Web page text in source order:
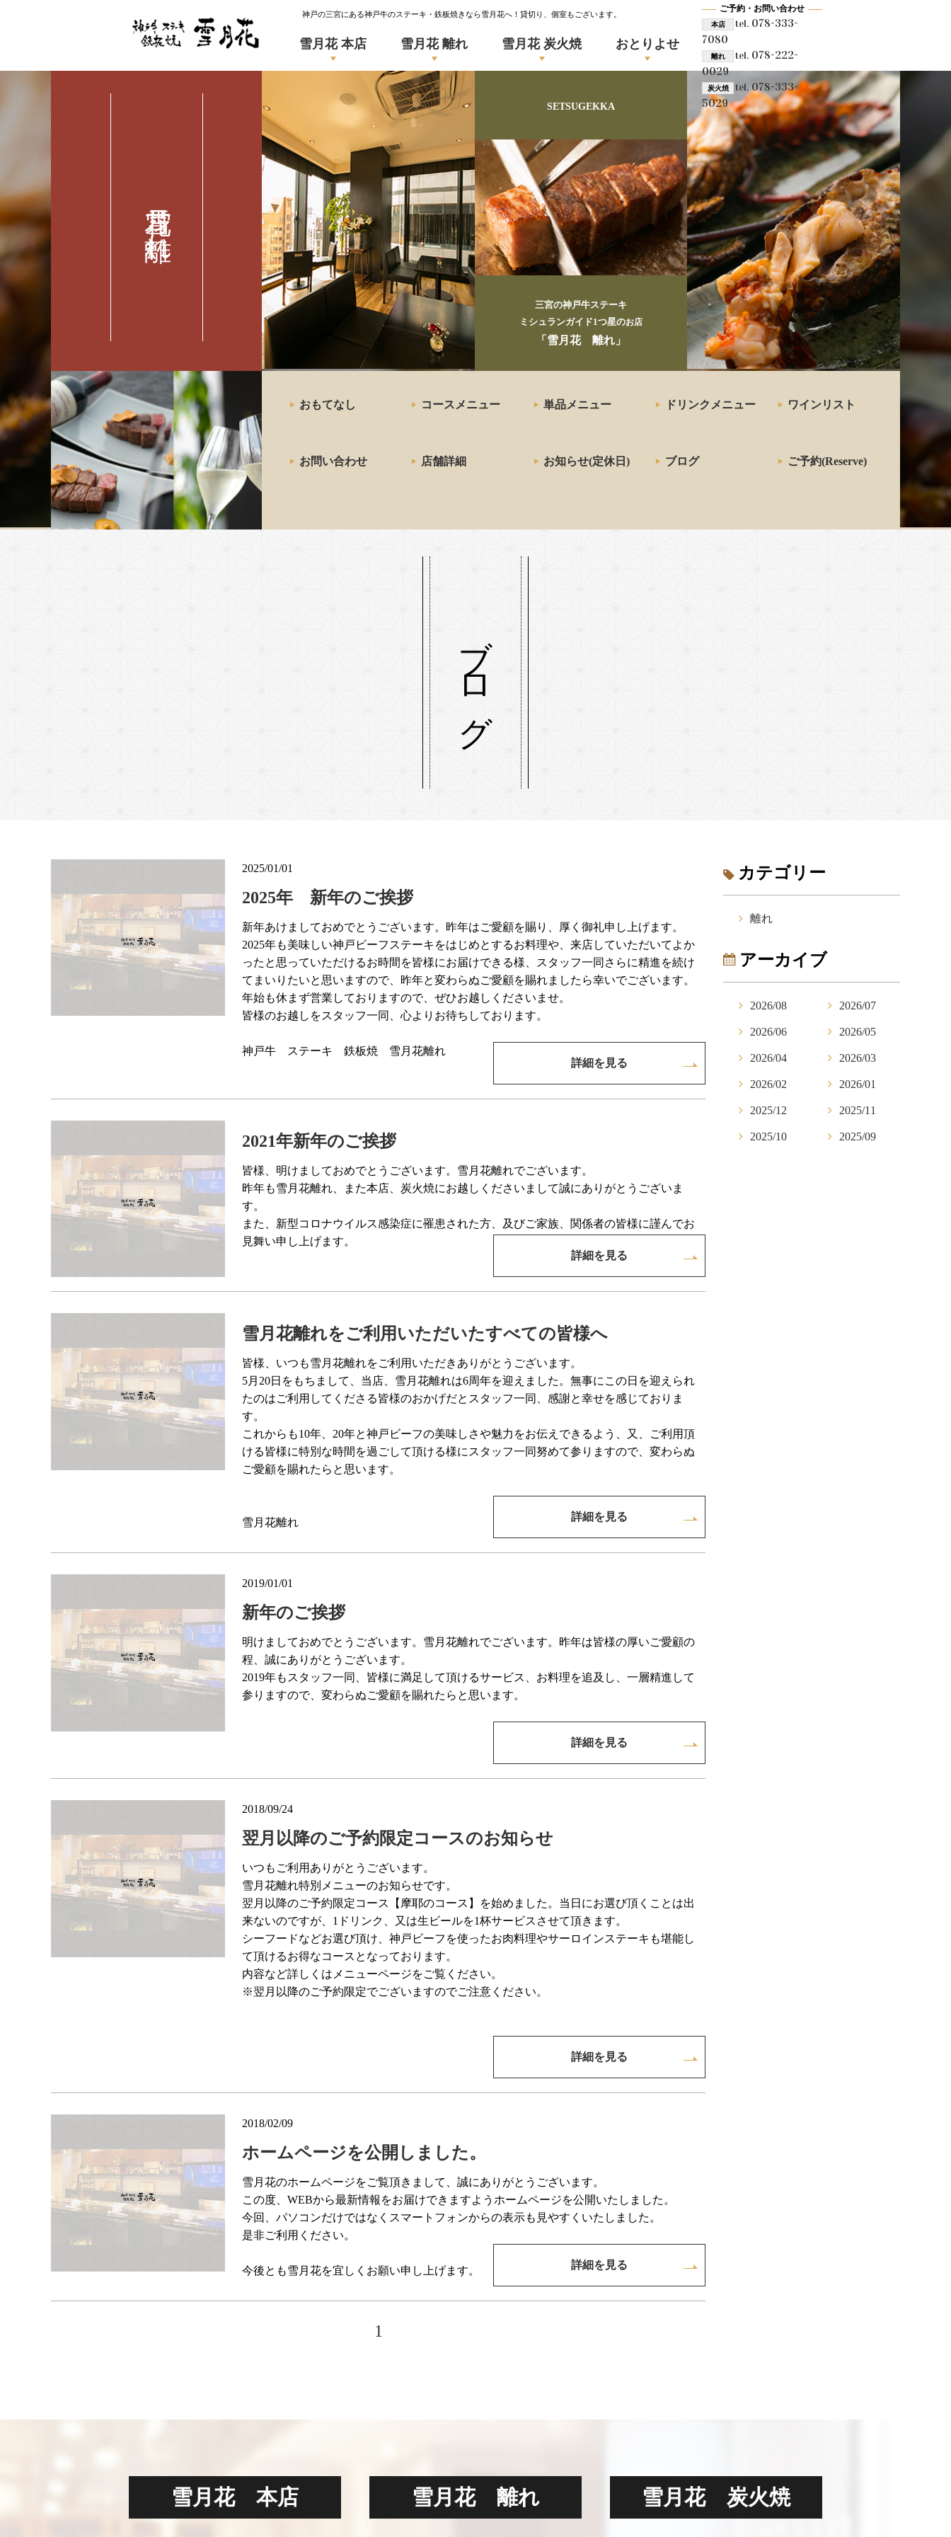
神戸の三宮にある神戸牛のステーキ・鉄板焼きなら雪月花へ！貸切り、個室もございます。
雪月花 本店 雪月花 離れ 雪月花 炭火焼 おとりよせ
ご予約・お問い合わせ
本店 tel. 078-333-
7080
離れ tel. 078-222-
0029
炭火焼 tel.078-333-
5029
雪月花 離れ
SETSUGEKKA
三宮の神戸牛ステーキ
ミシュランガイド1つ星のお店
「雪月花 離れ」
最高級の
神戸牛
ステーキ
おもてなし コースメニュー 単品メニュー ドリンクメニュー ワインリスト
お問い合わせ 店舗詳細 お知らせ(定休日) ブログ ご予約(Reserve)
ブログ
2025/01/01
2025年 新年のご挨拶
新年あけましておめでとうございます。昨年はご愛顧を賜り、厚く御礼申し上げます。
2025年も美味しい神戸ビーフステーキをはじめとするお料理や、来店していただいてよか
ったと思っていただけるお時間を皆様にお届けできる様、スタッフ一同さらに精進を続け
てまいりたいと思いますので、昨年と変わらぬご愛顧を賜れましたら幸いでございます。
年始も休まず営業しておりますので、ぜひお越しくださいませ。
皆様のお越しをスタッフ一同、心よりお待ちしております。
神戸牛 ステーキ 鉄板焼 雪月花離れ
詳細を見る
2021年新年のご挨拶
皆様、明けましておめでとうございます。雪月花離れでございます。
昨年も雪月花離れ、また本店、炭火焼にお越しくださいまして誠にありがとうございま
す。
また、新型コロナウイルス感染症に罹患された方、及びご家族、関係者の皆様に謹んでお
見舞い申し上げます。
詳細を見る
雪月花離れをご利用いただいたすべての皆様へ
皆様、いつも雪月花離れをご利用いただきありがとうございます。
5月20日をもちまして、当店、雪月花離れは6周年を迎えました。無事にこの日を迎えられ
たのはご利用してくださる皆様のおかげだとスタッフ一同、感謝と幸せを感じておりま
す。
これからも10年、20年と神戸ビーフの美味しさや魅力をお伝えできるよう、又、ご利用頂
ける皆様に特別な時間を過ごして頂ける様にスタッフ一同努めて参りますので、変わらぬ
ご愛顧を賜れたらと思います。
雪月花離れ 詳細を見る
2019/01/01
新年のご挨拶
明けましておめでとうございます。雪月花離れでございます。昨年は皆様の厚いご愛顧の
程、誠にありがとうございます。
2019年もスタッフ一同、皆様に満足して頂けるサービス、お料理を追及し、一層精進して
参りますので、変わらぬご愛顧を賜れたらと思います。
詳細を見る
2018/09/24
翌月以降のご予約限定コースのお知らせ
いつもご利用ありがとうございます。
雪月花離れ特別メニューのお知らせです。
翌月以降のご予約限定コース【摩耶のコース】を始めました。当日にお選び頂くことは出
来ないのですが、1ドリンク、又は生ビールを1杯サービスさせて頂きます。
シーフードなどお選び頂け、神戸ビーフを使ったお肉料理やサーロインステーキも堪能し
て頂けるお得なコースとなっております。
内容など詳しくはメニューページをご覧ください。
※翌月以降のご予約限定でございますのでご注意ください。
詳細を見る
2018/02/09
ホームページを公開しました。
雪月花のホームページをご覧頂きまして、誠にありがとうございます。
この度、WEBから最新情報をお届けできますようホームページを公開いたしました。
今回、パソコンだけではなくスマートフォンからの表示も見やすくいたしました。
是非ご利用ください。
今後とも雪月花を宜しくお願い申し上げます。 詳細を見る
1
カテゴリー
離れ
アーカイブ
2026/08 2026/07
2026/06 2026/05
2026/04 2026/03
2026/02 2026/01
2025/12 2025/11
2025/10 2025/09
雪月花 本店 雪月花 離れ 雪月花 炭火焼